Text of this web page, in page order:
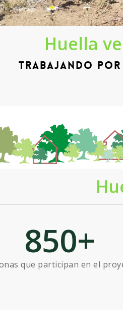
Huella
Trabajando por
850+
que participan en el